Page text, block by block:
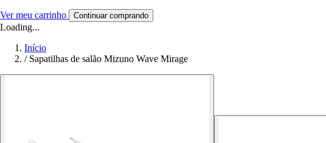
Ver meu carrinho Continuar comprando
Loading...
Início
/ Sapatilhas de salão Mizuno Wave Mirage